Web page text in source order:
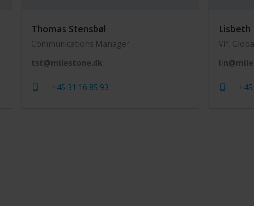
Thomas Stensbøl
Communications Manager
tst@milestone.dk
+45 31 16 85 93
Lisbeth
VP,